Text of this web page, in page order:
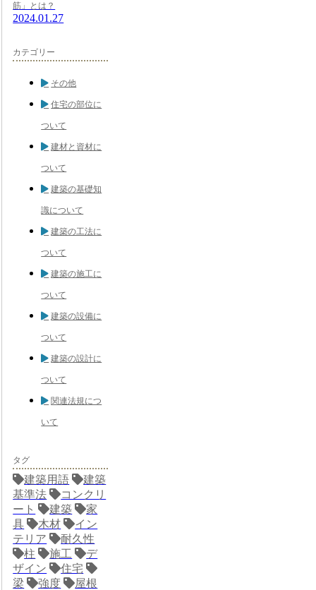
筋」とは？
2024.01.27
カテゴリー
その他
住宅の部位に
ついて
建材と資材に
ついて
建築の基礎知
識について
建築の工法に
ついて
建築の施工に
ついて
建築の設備に
ついて
建築の設計に
ついて
関連法規につ
いて
タグ
建築用語
建築
基準法
コンクリ
ート
建築
家
具
木材
イン
テリア
耐久性
柱
施工
デ
ザイン
住宅
梁
強度
屋根